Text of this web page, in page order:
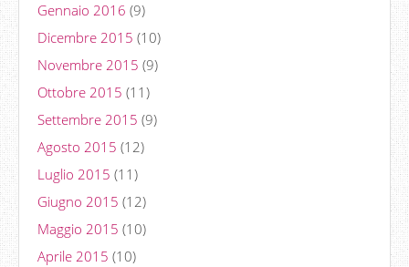
Gennaio 2016 (9)
Dicembre 2015 (10)
Novembre 2015 (9)
Ottobre 2015 (11)
Settembre 2015 (9)
Agosto 2015 (12)
Luglio 2015 (11)
Giugno 2015 (12)
Maggio 2015 (10)
Aprile 2015 (10)